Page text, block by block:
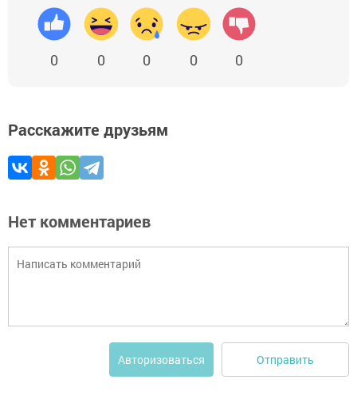
0 0 0 0 0
Расскажите друзьям
Нет комментариев
Авторизоваться Отправить